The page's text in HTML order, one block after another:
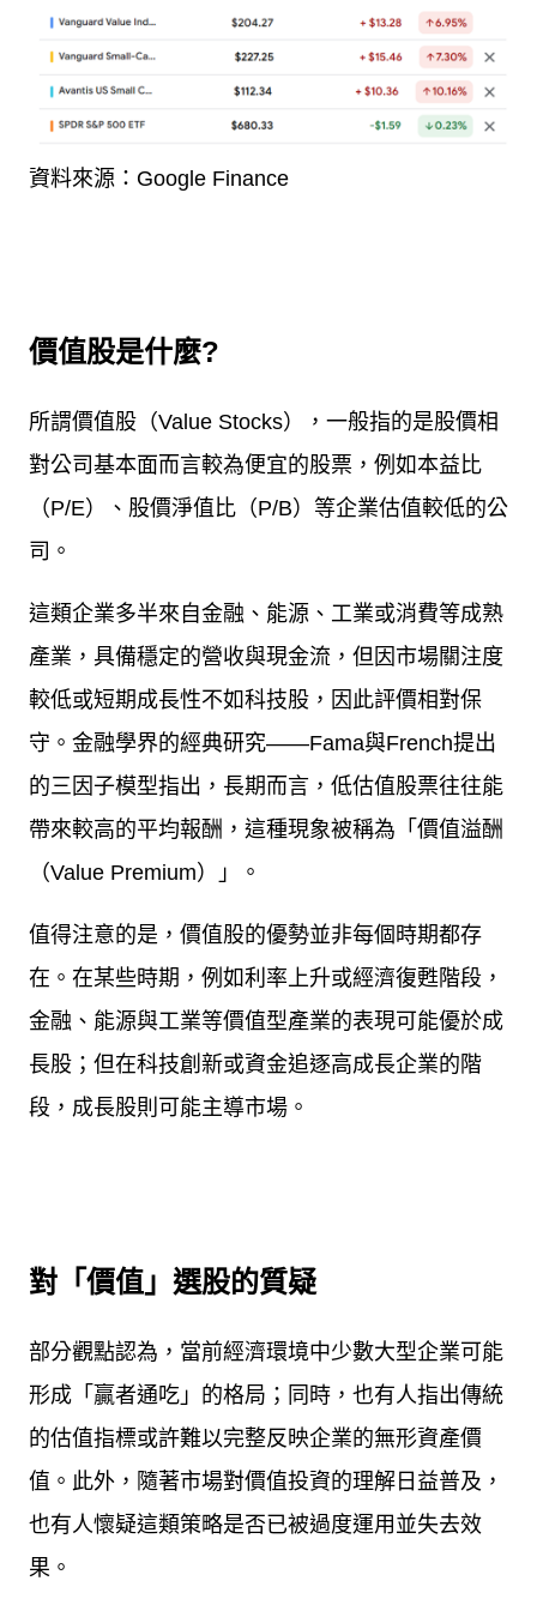
資料來源： Google Finance
價值股是什麼?
所謂價值股（Value Stocks），一般指的是股價相
對公司基本面而言較為便宜的股票，例如本益比
（P/E）、股價淨值比（P/B）等企業估值較低的公
司。
這類企業多半來自金融、能源、工業或消費等成熟
產業，具備穩定的營收與現金流，但因市場關注度
較低或短期成長性不如科技股，因此評價相對保
守。金融學界的經典研究——Fama與French提出
的三因子模型指出，長期而言，低估值股票往往能
帶來較高的平均報酬，這種現象被稱為「價值溢酬
（Value Premium）」。
值得注意的是，價值股的優勢並非每個時期都存
在。在某些時期，例如利率上升或經濟復甦階段，
金融、能源與工業等價值型產業的表現可能優於成
長股；但在科技創新或資金追逐高成長企業的階
段，成長股則可能主導市場。
對「價值」選股的質疑
部分觀點認為，當前經濟環境中少數大型企業可能
形成「贏者通吃」的格局；同時，也有人指出傳統
的估值指標或許難以完整反映企業的無形資產價
值。此外，隨著市場對價值投資的理解日益普及，
也有人懷疑這類策略是否已被過度運用並失去效
果。